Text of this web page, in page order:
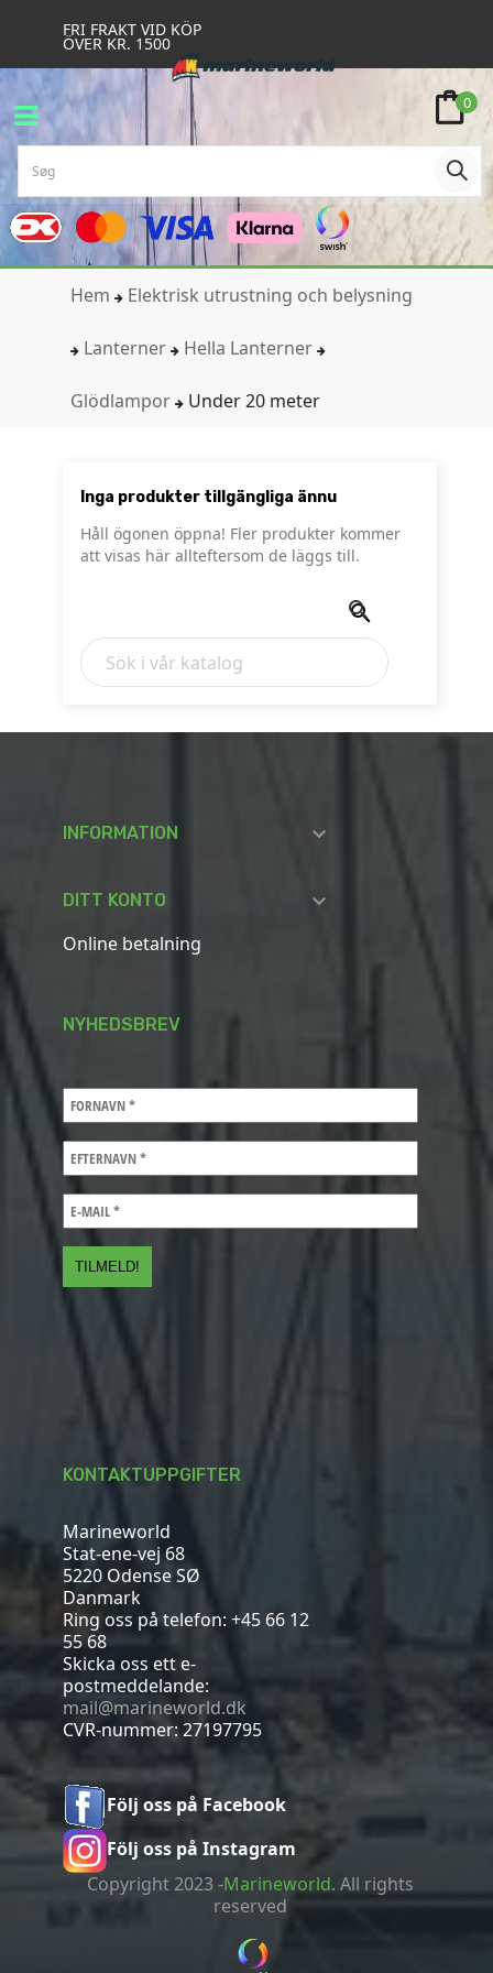
FRI FRAKT VID KÖP
ÖVER KR. 1500
0
Hem Elektrisk utrustning och belysning
Lanterner Hella Lanterner
Glödlampor Under 20 meter
Inga produkter tillgängliga ännu
Håll ögonen öppna! Fler produkter kommer
att visas här allteftersom de läggs till.


INFORMATION 
DITT KONTO 
Online betalning
NYHEDSBREV
KONTAKTUPPGIFTER
Marineworld
Stat-ene-vej 68
5220 Odense SØ
Danmark
Ring oss på telefon: +45 66 12
55 68
Skicka oss ett e-
postmeddelande:
mail@marineworld.dk
CVR-nummer: 27197795
Följ oss på Facebook
Följ oss på Instagram
Copyright 2023 -Marineworld. All rights
reserved